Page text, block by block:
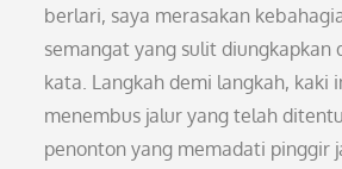
berlari, saya merasakan
semangat yang sulit diungkapkan
kata. Langkah demi langkah, kaki
menembus jalur yang telah
penonton yang memadati pinggir